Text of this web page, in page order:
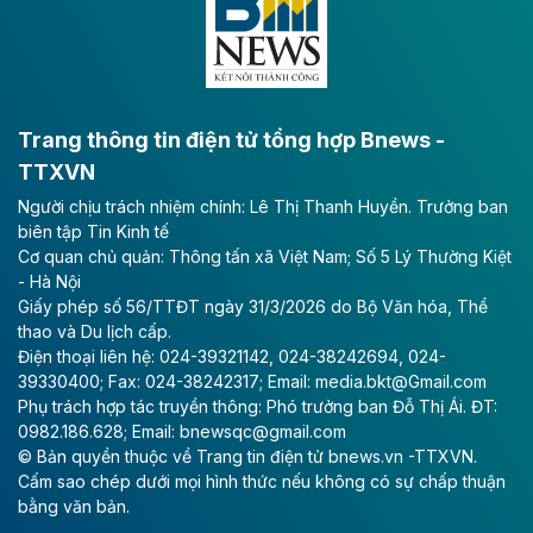
Long Thành
Tổng công ty Cảng hàng không Việt Nam - CTCP
(ACV) vừa lập kỷ lục mới về lợi nhuận trong quý
II/2026.
Theo baodautu.vn
Vinaconex lập đỉnh doanh thu
Tổng CTCP Xuất nhập khẩu và Xây dựng Việt Nam
(Vinaconex) đã khép lại nửa đầu năm với doanh thu
thuần gần 7.268 tỷ đồng, tăng 4% so với cùng kỳ và
cũng là mức cao nhất lịch sử hoạt động của doanh
nghiệp.
Trang thông tin điện tử tổng hợp Bnews -
TTXVN
Người chịu trách nhiệm chính: Lê Thị Thanh Huyền. Trưởng ban
biên tập Tin Kinh tế
Cơ quan chủ quản: Thông tấn xã Việt Nam; Số 5 Lý Thường Kiệt
- Hà Nội
Giấy phép số 56/TTĐT ngày 31/3/2026 do Bộ Văn hóa, Thể
thao và Du lịch cấp.
Điện thoại liên hệ: 024-39321142, 024-38242694, 024-
39330400; Fax: 024-38242317; Email: media.bkt@Gmail.com
Phụ trách hợp tác truyền thông: Phó trưởng ban Đỗ Thị Ái. ĐT:
0982.186.628; Email: bnewsqc@gmail.com
© Bản quyền thuộc về Trang tin điện tử bnews.vn -TTXVN.
Cấm sao chép dưới mọi hình thức nếu không có sự chấp thuận
bằng văn bản.